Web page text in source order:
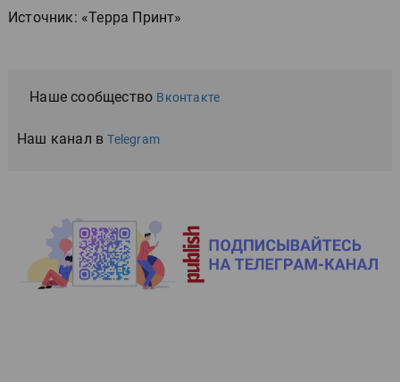
Источник: «Терра Принт»
Наше сообщество Вконтакте
Наш канал вTelegram